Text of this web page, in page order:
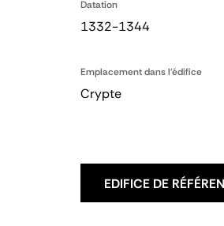
Datation
1332-1344
Emplacement dans l'édifice
Crypte
EDIFICE DE